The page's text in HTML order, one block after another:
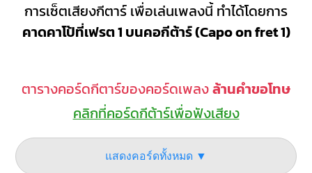
การเซ็ตเสียงกีตาร์ เพื่อเล่นเพลงนี้ ทำได้โดยการ
คาดคาโป้ที่เฟรต 1 บนคอกีต้าร์ (Capo on fret 1)
ตารางคอร์ดกีตาร์ของคอร์ดเพลงล้านคำขอโทษ
คลิกที่คอร์ดกีต้าร์เพื่อฟังเสียง
แสดงคอร์ดทั้งหมด ▼